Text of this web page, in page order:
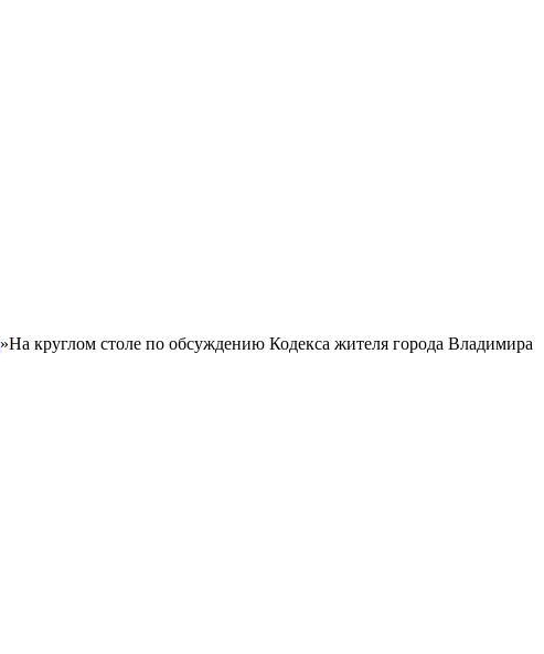
»На круглом столе по обсуждению Кодекса жителя города Владимира